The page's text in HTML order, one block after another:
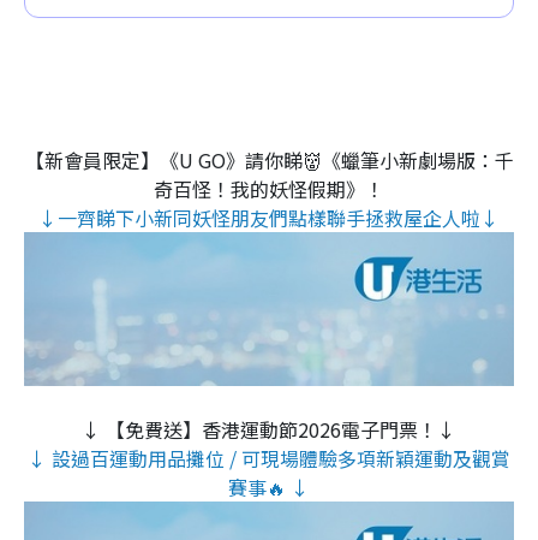
【新會員限定】《U GO》請你睇👹《蠟筆小新劇場版：千
奇百怪！我的妖怪假期》！
↓一齊睇下小新同妖怪朋友們點樣聯手拯救屋企人啦↓
↓ 【免費送】香港運動節2026電子門票！↓
↓ 設過百運動用品攤位 / 可現場體驗多項新穎運動及觀賞
賽事🔥 ↓